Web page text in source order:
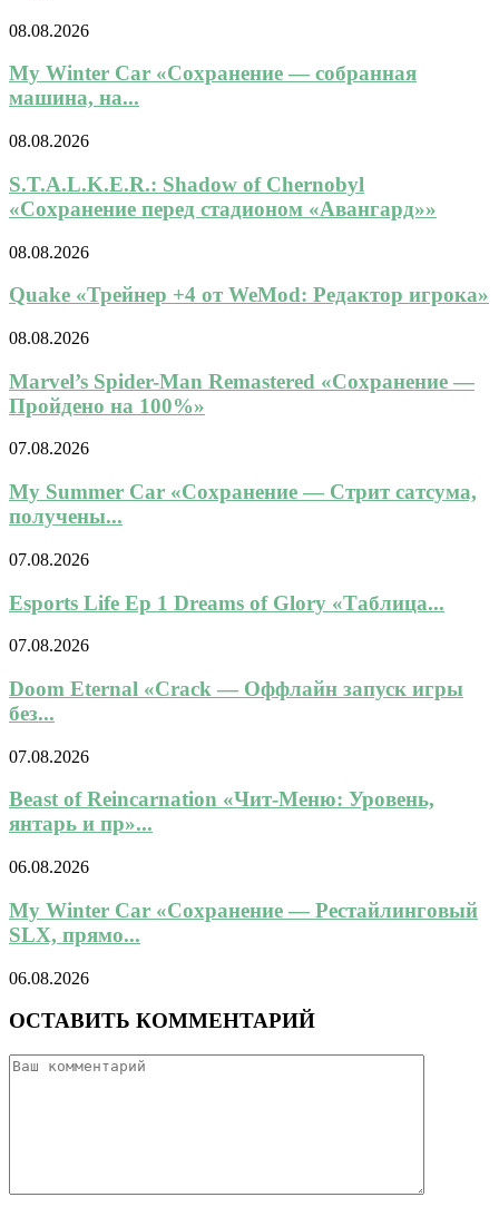
08.08.2026
My Winter Car «Сохранение — собранная
машина, на...
08.08.2026
S.T.A.L.K.E.R.: Shadow of Chernobyl
«Сохранение перед стадионом «Авангард»»
08.08.2026
Quake «Трейнер +4 от WeMod: Редактор игрока»
08.08.2026
Marvel’s Spider-Man Remastered «Сохранение —
Пройдено на 100%»
07.08.2026
My Summer Car «Сохранение — Стрит сатсума,
получены...
07.08.2026
Esports Life Ep 1 Dreams of Glory «Таблица...
07.08.2026
Doom Eternal «Crack — Оффлайн запуск игры
без...
07.08.2026
Beast of Reincarnation «Чит-Меню: Уровень,
янтарь и пр»...
06.08.2026
My Winter Car «Сохранение — Рестайлинговый
SLX, прямо...
06.08.2026
ОСТАВИТЬ КОММЕНТАРИЙ